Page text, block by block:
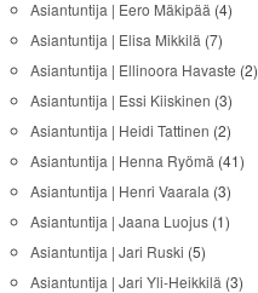
Asiantuntija | Eero Mäkipää (4)
Asiantuntija | Elisa Mikkilä (7)
Asiantuntija | Ellinoora Havaste (2)
Asiantuntija | Essi Kiiskinen (3)
Asiantuntija | Heidi Tattinen (2)
Asiantuntija | Henna Ryömä (41)
Asiantuntija | Henri Vaarala (3)
Asiantuntija | Jaana Luojus(1)
Asiantuntija | Jari Ruski (5)
Asiantuntija | Jari Yli-Heikkilä (3)